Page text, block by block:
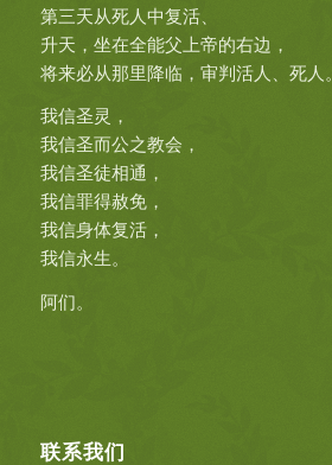
第三天从死人中复活、
升天，坐在全能父上帝的右边，
将来必从那里降临，审判活人、死人。
我信圣灵，
我信圣而公之教会，
我信圣徒相通，
我信罪得赦免，
我信身体复活，
我信永生。
阿们。
联系我们